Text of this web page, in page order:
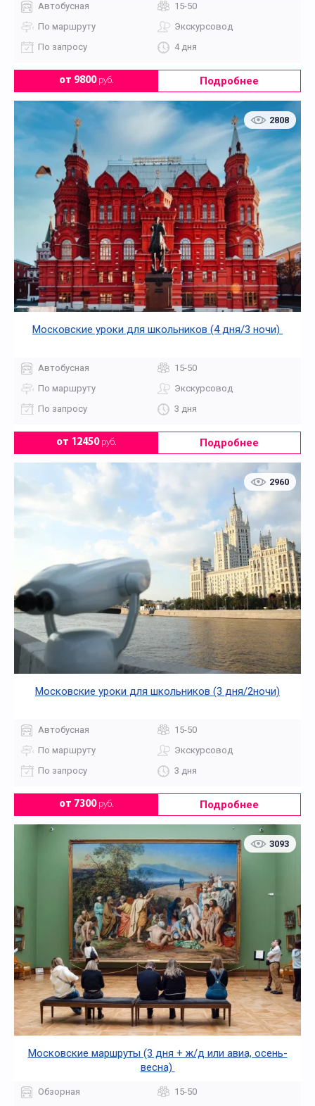
Автобусная
15-50
По маршруту
Экскурсовод
По запросу
4 дня
от 9800руб. Подробнее
2808
Московские уроки для школьников (4 дня/3 ночи)
Автобусная
15-50
По маршруту
Экскурсовод
По запросу
3 дня
от 12450руб. Подробнее
2960
Московские уроки для школьников (3 дня/2ночи)
Автобусная
15-50
По маршруту
Экскурсовод
По запросу
3 дня
от 7300руб. Подробнее
3093
Московские маршруты (3 дня + ж/д или авиа, осень-
весна)
Обзорная
15-50